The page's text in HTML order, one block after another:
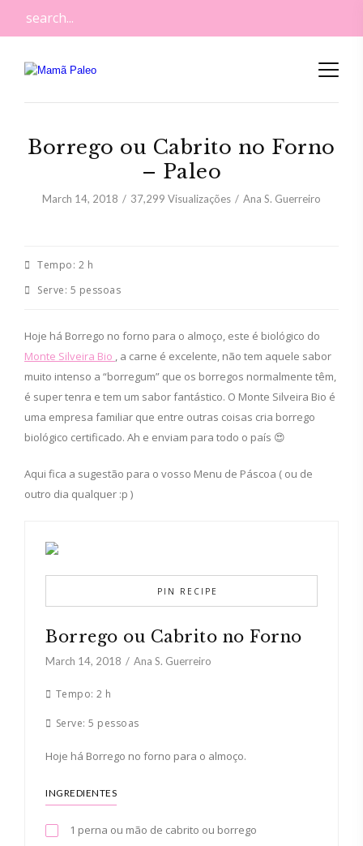
Borrego ou Cabrito no Forno
– Paleo
March 14, 2018 37,299 Visualizações Ana S. Guerreiro
Tempo: 2 h
Serve: 5 pessoas
Hoje há Borrego no forno para o almoço, este é biológico do
Monte Silveira Bio , a carne é excelente, não tem aquele sabor
muito intenso a “borregum” que os borregos normalmente têm,
é super tenra e tem um sabor fantástico. O Monte Silveira Bio é
uma empresa familiar que entre outras coisas cria borrego
biológico certificado. Ah e enviam para todo o país 😍
Aqui fica a sugestão para o vosso Menu de Páscoa ( ou de
outro dia qualquer :p )
PIN RECIPE
Borrego ou Cabrito no Forno
March 14, 2018 Ana S. Guerreiro
Tempo: 2 h
Serve: 5 pessoas
Hoje há Borrego no forno para o almoço.
INGREDIENTES
1 perna ou mão de cabrito ou borrego